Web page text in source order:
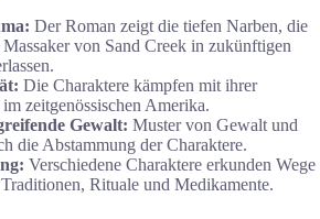
Der Roman zeigt die tiefen Narben, die
von Sand Creek in zukünftigen
Die Charaktere kämpfen mit ihrer
zeitgenössischen Amerika.
Gewalt: Muster von Gewalt und
die Abstammung der Charaktere.
Verschiedene Charaktere erkunden Wege
Rituale und Medikamente.